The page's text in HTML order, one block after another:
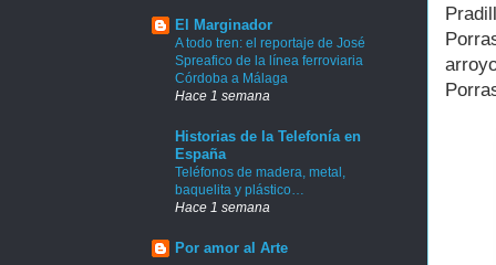
El Marginador
A todo tren: el reportaje de José
Spreafico de la línea ferroviaria
Córdoba a Málaga
Hace 1 semana
Historias de la Telefonía en
España
Teléfonos de madera, metal,
baquelita y plástico…
Hace 1 semana
Por amor al Arte